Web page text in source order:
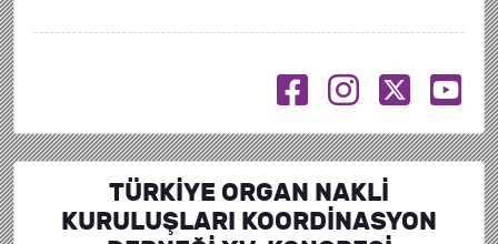
TÜRKİYE ORGAN NAKLİ
KURULUŞLARI KOORDİNASYON